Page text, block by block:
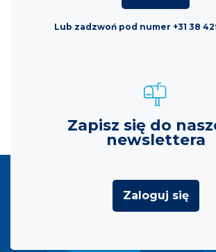
Lub zadzwoń pod numer +31 38
Zapisz się do
newslettera
Zaloguj się